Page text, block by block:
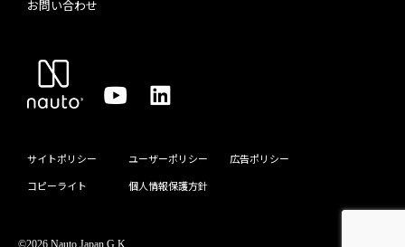
お問い合わせ
サイトポリシー ユーザーポリシー
広告ポリシー
コピーライト
個人情報保護方針
©2026 Nauto Japan G.K.